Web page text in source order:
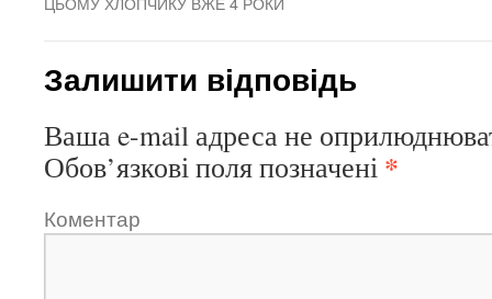
Залишити відповідь
Ваша e-mail адреса не
Обов’язкові поля позначені *
Коментар